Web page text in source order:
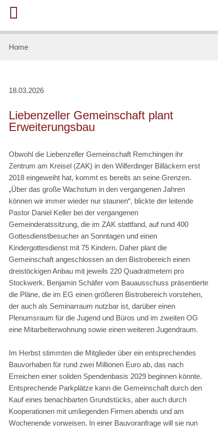
Home
18.03.2026
Liebenzeller Gemeinschaft plant
Erweiterungsbau
Obwohl die Liebenzeller Gemeinschaft Remchingen ihr
Zentrum am Kreisel (ZAK) in den Wilferdinger Billäckern erst
2018 eingeweiht hat, kommt es bereits an seine Grenzen.
„Über das große Wachstum in den vergangenen Jahren
können wir immer wieder nur staunen“, blickte der leitende
Pastor Daniel Keller bei der vergangenen
Gemeinderatssitzung, die im ZAK stattfand, auf rund 400
Gottesdienstbesucher an Sonntagen und einen
Kindergottesdienst mit 75 Kindern. Daher plant die
Gemeinschaft angeschlossen an den Bistrobereich einen
dreistöckigen Anbau mit jeweils 220 Quadratmetern pro
Stockwerk. Benjamin Schäfer vom Bauausschuss präsentierte
die Pläne, die im EG einen größeren Bistrobereich vorstehen,
der auch als Seminarraum nutzbar ist, darüber einen
Plenumsraum für die Jugend und Büros und im zweiten OG
eine Mitarbeiterwohnung sowie einen weiteren Jugendraum.
Im Herbst stimmten die Mitglieder über ein entsprechendes
Bauvorhaben für rund zwei Millionen Euro ab, das nach
Erreichen einer soliden Spendenbasis 2029 beginnen könnte.
Entsprechende Parkplätze kann die Gemeinschaft durch den
Kauf eines benachbarten Grundstücks, aber auch durch
Kooperationen mit umliegenden Firmen abends und am
Wochenende vorweisen. In einer Bauvoranfrage will sie nun